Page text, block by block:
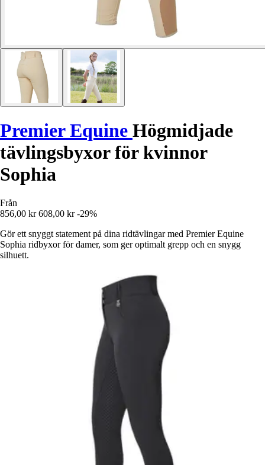
Premier Equine Högmidjade
tävlingsbyxor för kvinnor
Sophia
Från
856,00 kr 608,00 kr -29%
Gör ett snyggt statement på dina ridtävlingar med Premier Equine
Sophia ridbyxor för damer, som ger optimalt grepp och en snygg
silhuett.